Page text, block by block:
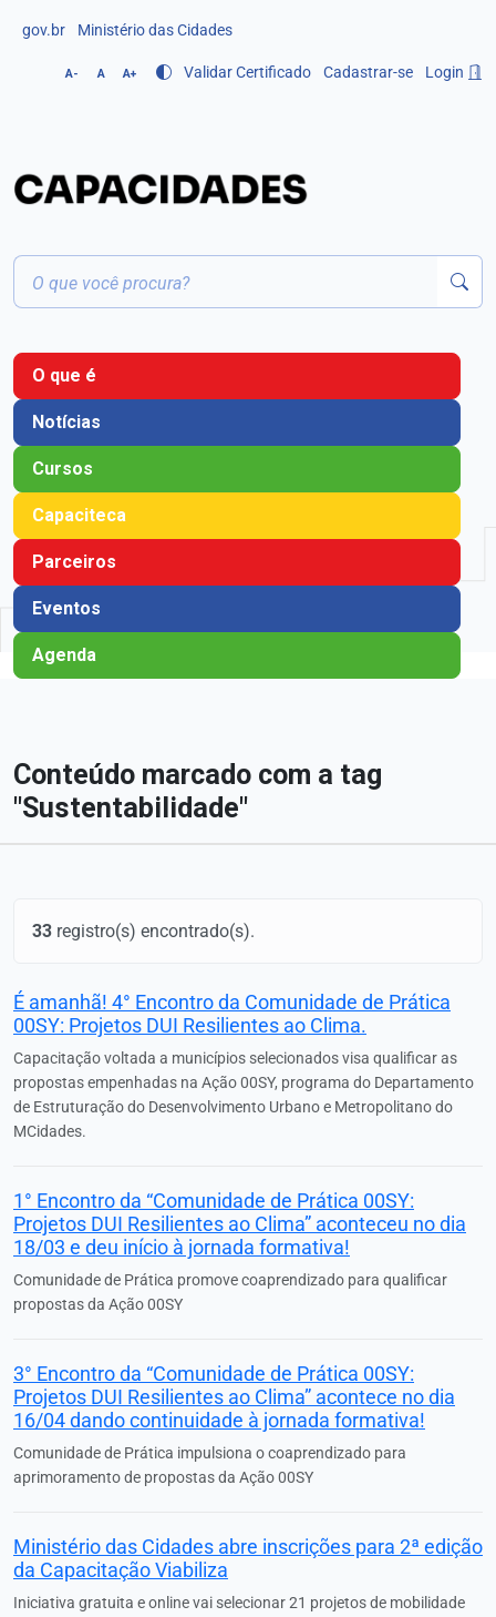
gov.br Ministério das Cidades
A- A A+ Validar Certificado Cadastrar-se Login
O que é
Notícias
Cursos
Capaciteca
Parceiros
Eventos
Agenda
Conteúdo marcado com a tag
"Sustentabilidade"
33 registro(s) encontrado(s).
É amanhã! 4° Encontro da Comunidade de Prática
00SY: Projetos DUI Resilientes ao Clima.
Capacitação voltada a municípios selecionados visa qualificar as
propostas empenhadas na Ação 00SY, programa do Departamento
de Estruturação do Desenvolvimento Urbano e Metropolitano do
MCidades.
1° Encontro da “Comunidade de Prática 00SY:
Projetos DUI Resilientes ao Clima” aconteceu no dia
18/03 e deu início à jornada formativa!
Comunidade de Prática promove coaprendizado para qualificar
propostas da Ação 00SY
3° Encontro da “Comunidade de Prática 00SY:
Projetos DUI Resilientes ao Clima” acontece no dia
16/04 dando continuidade à jornada formativa!
Comunidade de Prática impulsiona o coaprendizado para
aprimoramento de propostas da Ação 00SY
Ministério das Cidades abre inscrições para 2ª edição
da Capacitação Viabiliza
Iniciativa gratuita e online vai selecionar 21 projetos de mobilidade